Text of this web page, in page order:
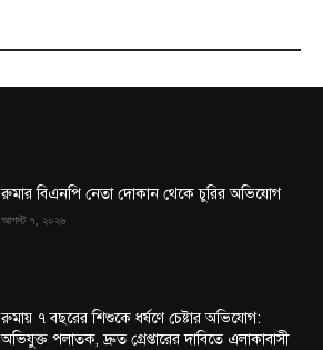
রুমার বিএনপি নেতা দোকান থেকে চুরির অভিযোগ
আগস্ট ৭, ২০২৬
রুমায় ৭ বছরের শিশুকে ধর্ষণে চেষ্টার অভিযোগ:
অভিযুক্ত পলাতক, দ্রুত গ্রেপ্তারের দাবিতে এলাকাবাসী